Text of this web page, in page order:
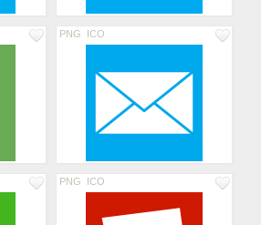
PNG ICO
PNG ICO